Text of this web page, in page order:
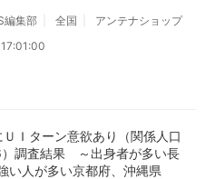
編集部 全国
アンテナショップ
Ｉターン意欲あり（関係人口
調査結果 ～出身者が多い長
い人が多い京都府、沖縄県